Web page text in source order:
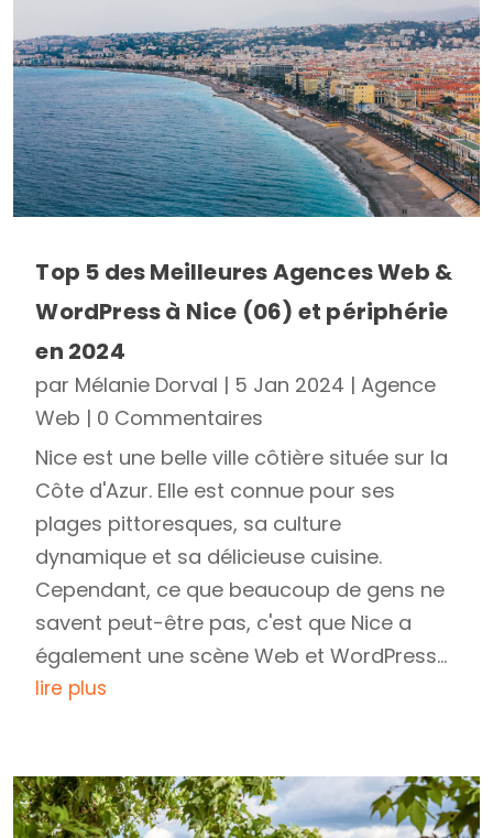
Top 5 des Meilleures Agences Web &
WordPress à Nice (06) et périphérie
en 2024
par Mélanie Dorval | 5 Jan 2024 |Agence
Web | 0 Commentaires
Nice est une belle ville côtière située sur la
Côte d'Azur. Elle est connue pour ses
plages pittoresques, sa culture
dynamique et sa délicieuse cuisine.
Cependant, ce que beaucoup de gens ne
savent peut-être pas, c'est que Nice a
également une scène Web et WordPress...
lire plus